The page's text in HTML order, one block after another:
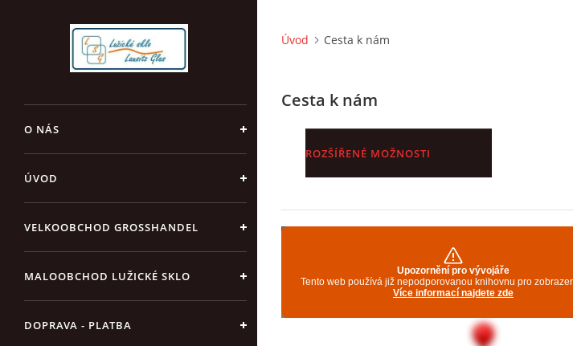
O NÁS
ÚVOD
VELKOOBCHOD GROSSHANDEL
MALOOBCHOD LUŽICKÉ SKLO
DOPRAVA - PLATBA
Úvod Cesta k nám
Cesta k nám
ROZŠÍŘENÉ MOŽNOSTI